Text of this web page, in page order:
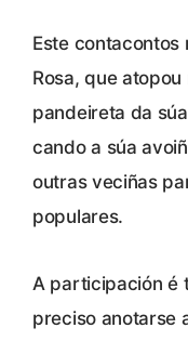
Este contacontos
Rosa, que
pandeireta da
cando a súa
outras veciñas
populares.
A participación é
preciso anotarse